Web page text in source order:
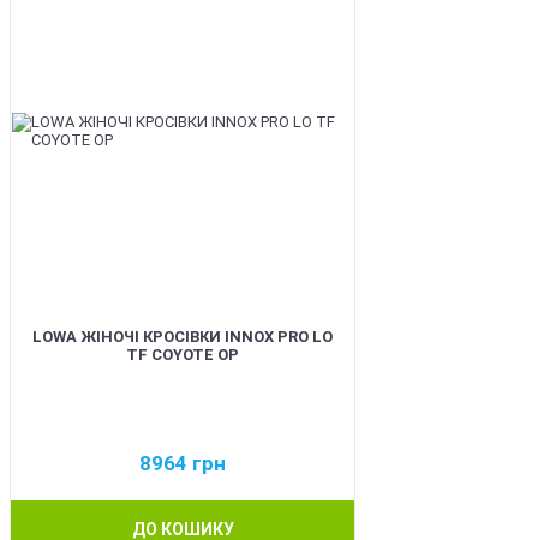
LOWA ЖІНОЧІ КРОСІВКИ INNOX PRO LO
TF COYOTE OP
8964 грн
ДО КОШИКУ